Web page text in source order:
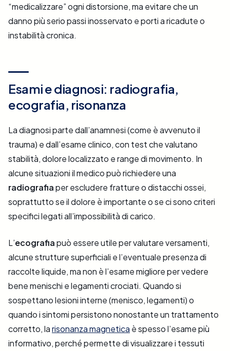
“medicalizzare” ogni distorsione, ma evitare che un
danno più serio passi inosservato e porti a ricadute o
instabilità cronica.
Esami e diagnosi: radiografia,
ecografia, risonanza
La diagnosi parte dall’anamnesi (come è avvenuto il
trauma) e dall’esame clinico, con test che valutano
stabilità, dolore localizzato e range di movimento. In
alcune situazioni il medico può richiedere una
radiografiaper escludere fratture o distacchi ossei,
soprattutto se il dolore è importante o se ci sono criteri
specifici legati all’impossibilità di carico.
L’ecografiapuò essere utile per valutare versamenti,
alcune strutture superficiali e l’eventuale presenza di
raccolte liquide, ma non è l’esame migliore per vedere
bene menischi e legamenti crociati. Quando si
sospettano lesioni interne (menisco, legamenti) o
quando i sintomi persistono nonostante un trattamento
corretto, larisonanza magnetica è spesso l’esame più
informativo, perché permette di visualizzare i tessuti